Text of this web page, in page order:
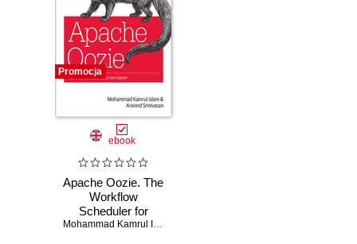
Promocja
ebook
Apache Oozie. The
Workflow
Scheduler for
Hadoop
Mohammad Kamrul Islam